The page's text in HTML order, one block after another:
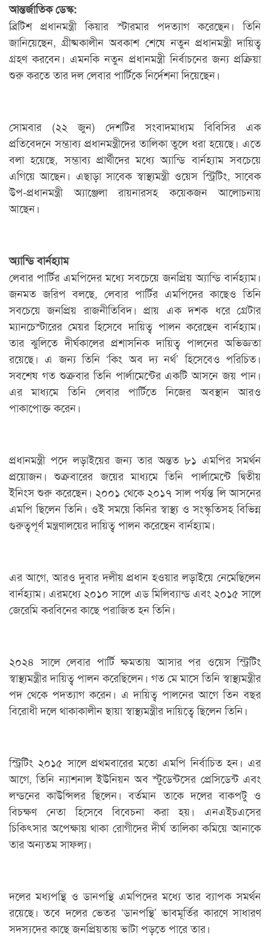
আন্তর্জাতিক ডেস্ক:
ব্রিটিশ প্রধানমন্ত্রী কিয়ার স্টারমার পদত্যাগ করেছেন। তিনি
জানিয়েছেন, গ্রীষ্মকালীন অবকাশ শেষে নতুন প্রধানমন্ত্রী দায়িত্ব
গ্রহণ করবেন। এমনকি নতুন প্রধানমন্ত্রী নির্বাচনের জন্য প্রক্রিয়া
শুরু করতে তার দল লেবার পার্টিকে নির্দেশনা দিয়েছেন।
সোমবার (২২ জুন) দেশটির সংবাদমাধ্যম বিবিসির এক
প্রতিবেদনে সম্ভাব্য প্রধানমন্ত্রীদের তালিকা তুলে ধরা হয়েছে। এতে
বলা হয়েছে, সম্ভাব্য প্রার্থীদের মধ্যে অ্যান্ডি বার্নহ্যাম সবচেয়ে
এগিয়ে আছেন। এছাড়া সাবেক স্বাস্থ্যমন্ত্রী ওয়েস স্ট্রিটিং, সাবেক
উপ-প্রধানমন্ত্রী অ্যাঞ্জেলা রায়নারসহ কয়েকজন আলোচনায়
আছেন।
অ্যান্ডি বার্নহ্যাম
লেবার পার্টির এমপিদের মধ্যে সবচেয়ে জনপ্রিয় অ্যান্ডি বার্নহ্যাম।
জনমত জরিপ বলছে, লেবার পার্টির এমপিদের কাছেও তিনি
সবচেয়ে জনপ্রিয় রাজনীতিবিদ। প্রায় এক দশক ধরে গ্রেটার
ম্যানচেস্টারের মেয়র হিসেবে দায়িত্ব পালন করেছেন বার্নহ্যাম।
তার ঝুলিতে দীর্ঘকালের প্রশাসনিক দায়িত্ব পালনের অভিজ্ঞতা
রয়েছে। এ জন্য তিনি ‘কিং অব দ্য নর্থ’ হিসেবেও পরিচিত।
সবশেষ গত শুক্রবার তিনি পার্লামেন্টের একটি আসনে জয় পান।
এর মাধ্যমে তিনি লেবার পার্টিতে নিজের অবস্থান আরও
পাকাপোক্ত করেন।
প্রধানমন্ত্রী পদে লড়াইয়ের জন্য তার অন্তত ৮১ এমপির সমর্থন
প্রয়োজন। শুক্রবারের জয়ের মাধ্যমে তিনি পার্লামেন্টে দ্বিতীয়
ইনিংস শুরু করেছেন। ২০০১ থেকে ২০১৭ সাল পর্যন্ত লি আসনের
এমপি ছিলেন তিনি। ওই সময়ে কিনির স্বাস্থ্য ও সংস্কৃতিসহ বিভিন্ন
গুরুত্বপূর্ণ মন্ত্রণালয়ের দায়িত্ব পালন করেছেন বার্নহ্যাম।
এর আগে, আরও দুবার দলীয় প্রধান হওয়ার লড়াইয়ে নেমেছিলেন
বার্নহ্যাম। এরমধ্যে ২০১০ সালে এড মিলিব্যান্ড এবং ২০১৫ সালে
জেরেমি করবিনের কাছে পরাজিত হন তিনি।
২০২৪ সালে লেবার পার্টি ক্ষমতায় আসার পর ওয়েস স্ট্রিটিং
স্বাস্থ্যমন্ত্রীর দায়িত্ব পালন করেছিলেন। গত মে মাসে তিনি স্বাস্থ্যমন্ত্রীর
পদ থেকে পদত্যাগ করেন। এ দায়িত্ব পালনের আগে তিন বছর
বিরোধী দলে থাকাকালীন ছায়া স্বাস্থ্যমন্ত্রীর দায়িত্বে ছিলেন তিনি।
স্ট্রিটিং ২০১৫ সালে প্রথমবারের মতো এমপি নির্বাচিত হন। এর
আগে, তিনি ন্যাশনাল ইউনিয়ন অব স্টুডেন্টসের প্রেসিডেন্ট এবং
লন্ডনের কাউন্সিলর ছিলেন। বর্তমান তাকে দলের বাকপটু ও
বিচক্ষণ নেতা হিসেবে বিবেচনা করা হয়। এনএইচএসের
চিকিৎসার অপেক্ষায় থাকা রোগীদের দীর্ঘ তালিকা কমিয়ে আনাকে
তার অন্যতম সাফল্য।
দলের মধ্যপন্থি ও ডানপন্থি এমপিদের মধ্যে তার ব্যাপক সমর্থন
রয়েছে। তবে দলের ভেতর ‘ডানপন্থি’ ভাবমূর্তির কারণে সাধারণ
সদস্যদের কাছে জনপ্রিয়তায় ভাটা পড়তে পারে তার।